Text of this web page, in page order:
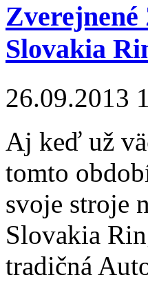
Zverejnené
Slovakia
26.09.2013
Aj keď už
tomto
svoje stroje
Slovakia
tradičná